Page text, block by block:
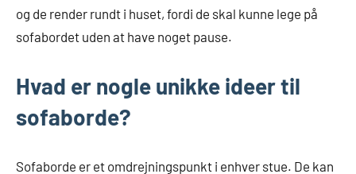
og de render rundt i huset, fordi de skal kunne lege på
sofabordet uden at have noget pause.
Hvad er nogle unikke ideer til
sofaborde?
Sofaborde er et omdrejningspunkt i enhver stue. De kan